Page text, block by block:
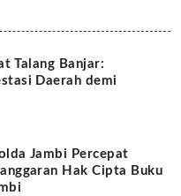
Talang Banjar:
Daerah demi
Jambi Percepat
Hak Cipta Buku